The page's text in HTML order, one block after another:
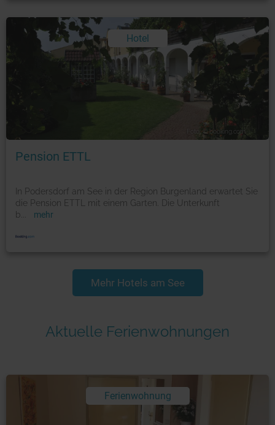
Hotel
Foto: © booking.com
Pension ETTL
In Podersdorf am See in der Region Burgenland erwartet Sie
die Pension ETTL mit einem Garten. Die Unterkunft
b
mehr
Mehr Hotels am See
Aktuelle Ferienwohnungen
Ferienwohnung